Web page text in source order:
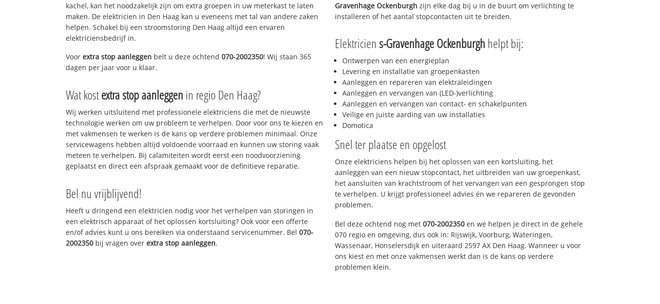
kachel, kan het noodzakelijk zijn om extra groepen in uw meterkast te laten
maken. De elektricien in Den Haag kan u eveneens met tal van andere zaken
helpen. Schakel bij een stroomstoring Den Haag altijd een ervaren
elektriciensbedrijf in.
Voorextra stop aanleggen belt u deze ochtend070-2002350! Wij staan 365
dagen per jaar voor u klaar.
Wat kostextra stop aanleggen in regio Den Haag?
Wij werken uitsluitend met professionele elektriciens die met de nieuwste
technologie werken om uw probleem te verhelpen. Door voor ons te kiezen en
met vakmensen te werken is de kans op verdere problemen minimaal. Onze
servicewagens hebben altijd voldoende voorraad en kunnen uw storing vaak
meteen te verhelpen. Bij calamiteiten wordt eerst een noodvoorziening
geplaatst en direct een afspraak gemaakt voor de definitieve reparatie.
Bel nu vrijblijvend!
Heeft u dringend een elektricien nodig voor het verhelpen van storingen in
een elektrisch apparaat of het oplossen kortsluiting? Ook voor een offerte
en/of advies kunt u ons bereiken via onderstaand servicenummer. Bel070-
2002350 bij vragen overextra stop aanleggen.
Gravenhage Ockenburgh zijn elke dag bij u in de buurt om verlichting te
installeren of het aantal stopcontacten uit te breiden.
Elektricien s-Gravenhage Ockenburgh helpt bij:
Ontwerpen van een energieplan
Levering en installatie van groepenkasten
Aanleggen en repareren van elektraleidingen
Aanleggen en vervangen van (LED-)verlichting
Aanleggen en vervangen van contact- en schakelpunten
Veilige en juiste aarding van uw installaties
Domotica
Snel ter plaatse en opgelost
Onze elektriciens helpen bij het oplossen van een kortsluiting, het
aanleggen van een nieuw stopcontact, het uitbreiden van uw groepenkast,
het aansluiten van krachtstroom of het vervangen van een gesprongen stop
te verhelpen. U krijgt professioneel advies én we repareren de gevonden
problemen.
Bel deze ochtend nog met 070-2002350 en we helpen je direct in de gehele
070 regio en omgeving, dus ook in: Rijswijk, Voorburg, Wateringen,
Wassenaar, Honselersdijk en uiteraard 2597 AX Den Haag. Wanneer u voor
ons kiest en met onze vakmensen werkt dan is de kans op verdere
problemen klein.